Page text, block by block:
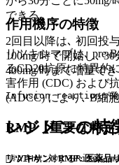
作用機序の特徴
リツキシマブは､ pre-
るCD20抗原に特異的
害作用 (CDC) および
(ADCC) により､ B細
RMP【重要な特定
リツキサン®RMP : 医薬品
できる｡
2回目以降は､ 初回投
100mg/時で開始し､
400mg/時まで増量で
Infusion reactionが発現し
レジメンの特
🧑‍⚕️AIHAに対する